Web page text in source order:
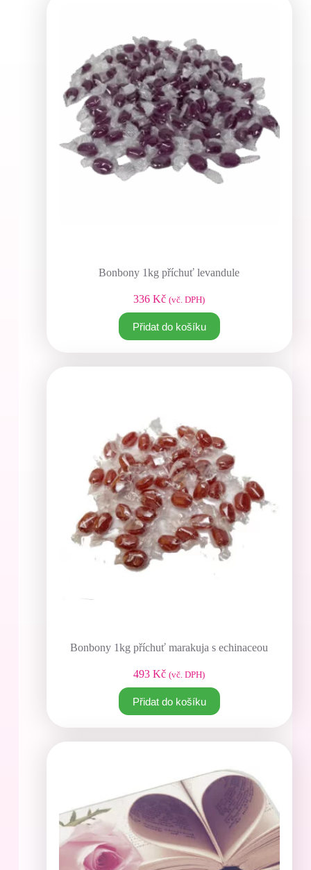
Bonbony 1kg příchuť levandule
336Kč (vč. DPH)
Přidat do košíku
Bonbony 1kg příchuť marakuja s echinaceou
493Kč (vč. DPH)
Přidat do košíku